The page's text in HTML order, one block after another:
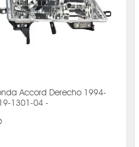
Accord Derecho 1994-
1301-04 -